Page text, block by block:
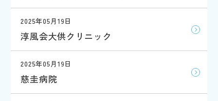
2025年05月19日
淳風会大供クリニック
2025年05月19日
慈圭病院